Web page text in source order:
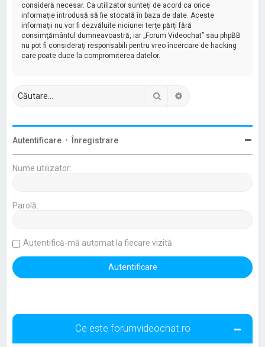
consideră necesar. Ca utilizator sunteţi de acord ca orice
informaţie introdusă să fie stocată în baza de date. Aceste
informaţii nu vor fi dezvăluite niciunei terţe părţi fără
consimţământul dumneavoastră, iar „Forum Videochat” sau phpBB
nu pot fi consideraţi responsabili pentru vreo încercare de hacking
care poate duce la compromiterea datelor.
Căutare
Autentificare • Înregistrare
Nume utilizator:
Parolă:
Autentifică-mă automat la fiecare vizită
Ce este forumvideochat.ro